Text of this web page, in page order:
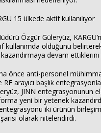
15 ülkede aktif kullanılıyor
Özgür Güleryüz,
kullanımda olduğunu
kazandırmaya devam
önce anti-personel
arayıcı başlık entegrasyonları
JINN entegrasyonunun
yeni bir yetenek
iki ürünün
olarak nitelendirdi.